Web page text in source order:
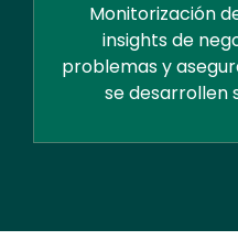
Monitorización
insights de
problemas y
se desarrollen